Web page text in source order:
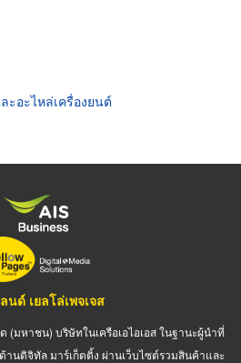
ะอะไหล่เครื่องยนต์
นด์ เยลโล่เพจเจส
(มหาชน) บริษัทในเครือเอไอเอส ในฐานะผู้นำที่
นดิจิทัล มาร์เก็ตติ้ง ผ่านเว็บไซต์รวมสินค้าและ